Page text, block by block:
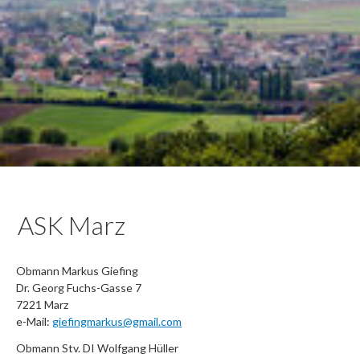
ASK Marz
Obmann Markus Giefing
Dr. Georg Fuchs-Gasse 7
7221 Marz
e-Mail: giefingmarkus@gmail.com
Obmann Stv. DI Wolfgang Hüller